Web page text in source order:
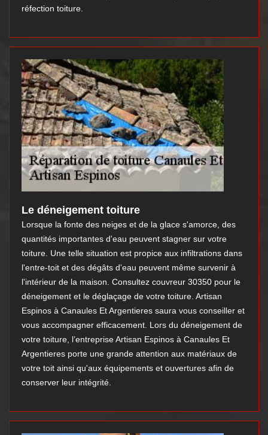
réfection toiture.
Le déneigement toiture
Lorsque la fonte des neiges et de la glace s'amorce, des
quantités importantes d'eau peuvent stagner sur votre
toiture. Une telle situation est propice aux infiltrations dans
l'entre-toit et des dégâts d'eau peuvent même survenir à
l'intérieur de la maison. Consultez couvreur 30350 pour le
déneigement et le déglaçage de votre toiture. Artisan
Espinos à Canaules Et Argentieres saura vous conseiller et
vous accompagner efficacement. Lors du déneigement de
votre toiture, l’entreprise Artisan Espinos à Canaules Et
Argentieres porte une grande attention aux matériaux de
votre toit ainsi qu'aux équipements et ouvertures afin de
conserver leur intégrité.